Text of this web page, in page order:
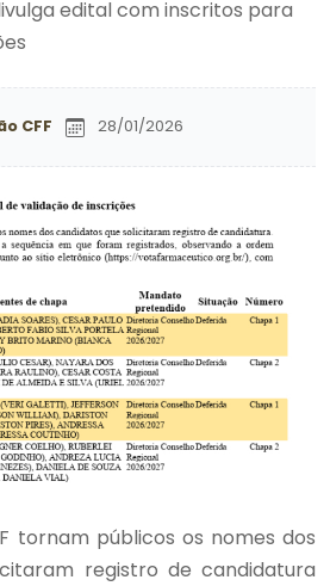
edital com inscritos para
CFF 28/01/2026
tornam públicos os nomes dos
registro de candidatura